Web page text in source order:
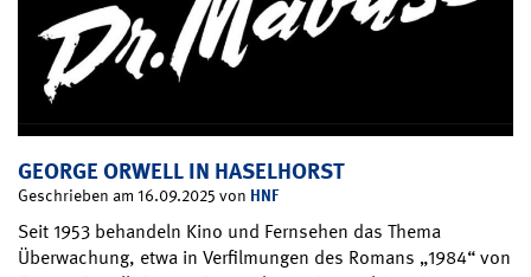
GEORGE ORWELL IN HASELHORST
Geschrieben am 16.09.2025 von HNF
Seit 1953 behandeln Kino und Fernsehen das Thema
Überwachung, etwa in Verfilmungen des Romans „1984“ von